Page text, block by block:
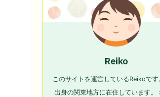
Reiko
このサイトを運営しているReikoで
出身の関東地方に在住しています。